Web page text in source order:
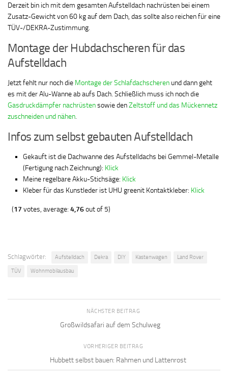
Derzeit bin ich mit dem gesamten Aufstelldach nachrüsten bei einem
Zusatz-Gewicht von 60 kg auf dem Dach, das sollte also reichen für eine
TÜV-/DEKRA-Zustimmung.
Montage der Hubdachscheren für das
Aufstelldach
Jetzt fehlt nur noch die Montage der Schlafdachscheren und dann geht
es mit der Alu-Wanne ab aufs Dach. Schließlich muss ich noch die
Gasdruckdämpfer nachrüstensowie denZeltstoff und das Mückennetz
zuschneiden und nähen.
Infos zum selbst gebauten Aufstelldach
Gekauft ist die Dachwanne des Aufstelldachs bei Gemmel-Metalle
(Fertigung nach Zeichnung): Klick
Meine regelbare Akku-Stichsäge: Klick
Kleber für das Kunstleder ist UHU greenit Kontaktkleber: Klick
(17 votes, average: 4,76out of 5)
Schlagwörter: Aufstelldach Dekra DIY Kastenwagen Land Rover
TÜV Wohnmobilausbau
NÄCHSTER BEITRAG
Großwildsafari auf dem Schulweg
VORHERIGER BEITRAG
Hubbett selbst bauen: Rahmen und Lattenrost